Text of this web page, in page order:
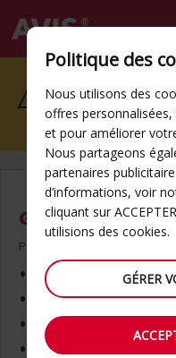
Form
errors
Nous sommes
page ne
Veuillez ré-entrer
et les
GAGNEZ DU
Pour commencer, vous
Permis de conduire
Carte de paiement (si
Numéro de réservation
Adresse e-mail utilisée
Politique des
Nous utilisons des
offres
et pour améliorer
Nous partageons
partenaires
d’informations, voir
cliquant sur
utilisions des cookies.
GÉRER